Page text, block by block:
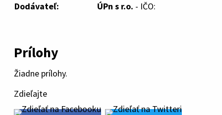
Dodávateľ:
ÚPn s r.o. - IČO:
Prílohy
Žiadne prílohy.
Zdieľajte